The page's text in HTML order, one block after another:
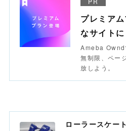
プレミア
なサイトに
Ameba Ownd
無制限、ペー
放しよう。